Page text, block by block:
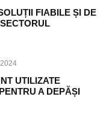
FIABILE ȘI DE
UTILIZATE
A DEPĂȘI